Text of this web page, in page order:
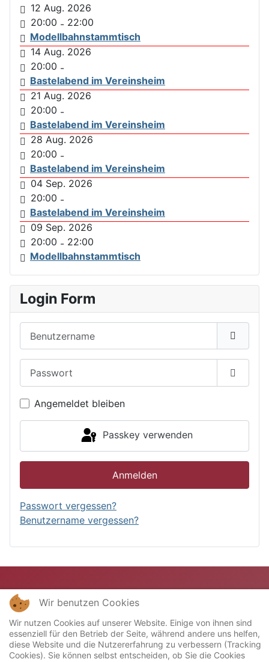
12 Aug. 2026
20:00 - 22:00
Modellbahnstammtisch
14 Aug. 2026
20:00 -
Bastelabend im Vereinsheim
21 Aug. 2026
20:00 -
Bastelabend im Vereinsheim
28 Aug. 2026
20:00 -
Bastelabend im Vereinsheim
04 Sep. 2026
20:00 -
Bastelabend im Vereinsheim
09 Sep. 2026
20:00 - 22:00
Modellbahnstammtisch
Login Form
Angemeldet bleiben
Passkey verwenden
Anmelden
Passwort vergessen?
Benutzername vergessen?
Wir benutzen Cookies
Wir nutzen Cookies auf unserer Website. Einige von ihnen sind
essenziell für den Betrieb der Seite, während andere uns helfen,
diese Website und die Nutzererfahrung zu verbessern (Tracking
Cookies). Sie können selbst entscheiden, ob Sie die Cookies